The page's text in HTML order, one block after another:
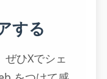
する
ぜひXでシェ